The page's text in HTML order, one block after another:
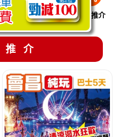
生 買一送一 美食推介
介